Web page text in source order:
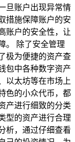
旦账户出现异常情
措施保障账户的安
账户的安全性，让
。 除了安全管理
极为便捷的资产查
包中各种数字资产
以太坊等在市场上
色的小众代币，都
产进行细致的分类
型的资产进行合理
析，通过仔细查看